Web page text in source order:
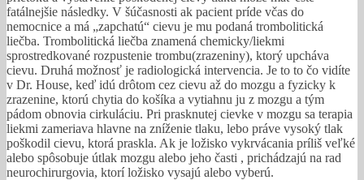
fatálnejšie následky. V šúčasnosti ak pacient príde včas do
nemocnice a má „zapchatú“ cievu je mu podaná trombolitická
liečba. Trombolitická liečba znamená chemicky/liekmi
sprostredkované rozpustenie trombu(zrazeniny), ktorý upcháva
cievu. Druhá možnosť je radiologická intervencia. Je to to čo vidíte
v Dr. House, keď idú drôtom cez cievu až do mozgu a fyzicky k
zrazenine, ktorú chytia do košíka a vytiahnu ju z mozgu a tým
pádom obnovia cirkuláciu. Pri prasknutej cievke v mozgu sa terapia
liekmi zameriava hlavne na zníženie tlaku, lebo práve vysoký tlak
poškodil cievu, ktorá praskla. Ak je ložisko vykrvácania príliš veľké
alebo spôsobuje útlak mozgu alebo jeho časti , prichádzajú na rad
neurochirurgovia, ktorí ložisko vysajú alebo vyberú.